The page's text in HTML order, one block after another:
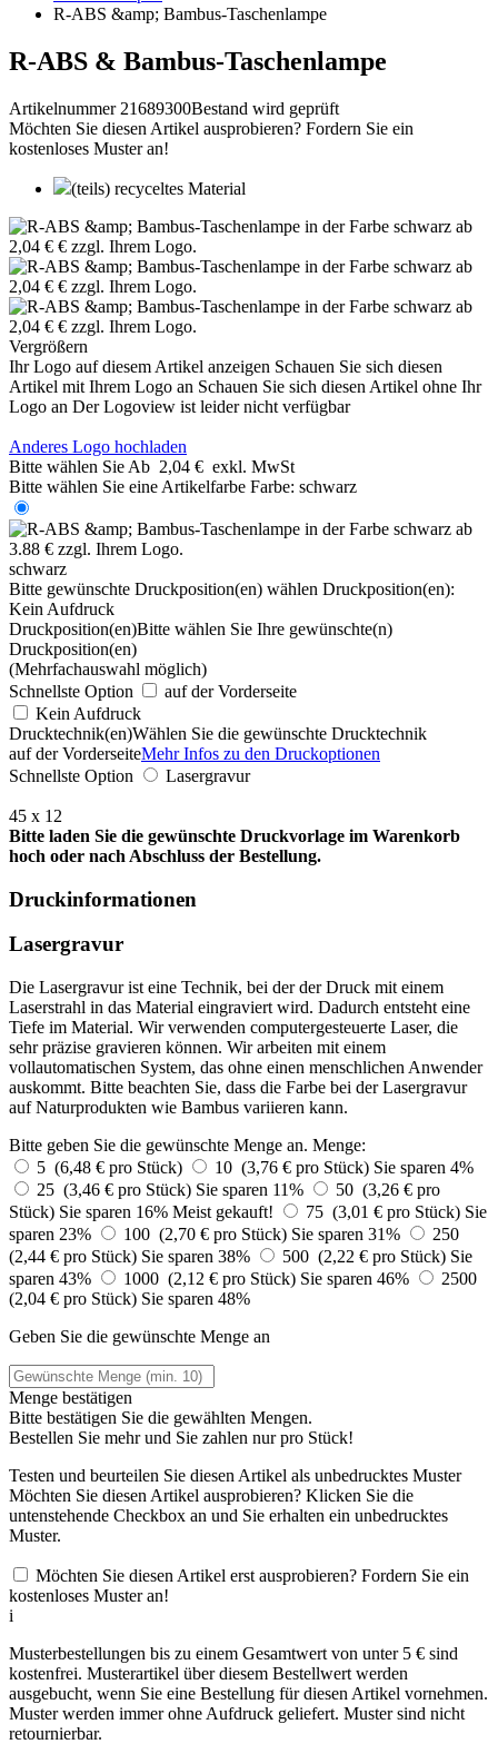
R-ABS &amp; Bambus-Taschenlampe
R-ABS & Bambus-Taschenlampe
Artikelnummer 21689300Bestand wird geprüft
Möchten Sie diesen Artikel ausprobieren? Fordern Sie ein
kostenloses Muster an!
(teils) recyceltes Material
Vergrößern
Ihr Logo auf diesem Artikel anzeigen Schauen Sie sich diesen
Artikel mit Ihrem Logo an Schauen Sie sich diesen Artikel ohne Ihr
Logo an Der Logoview ist leider nicht verfügbar
Anderes Logo hochladen
Bitte wählen Sie Ab 2,04 € exkl. MwSt
Bitte wählen Sie eine Artikelfarbe Farbe: schwarz
schwarz
Bitte gewünschte Druckposition(en) wählen Druckposition(en):
Kein Aufdruck
Druckposition(en)Bitte wählen Sie Ihre gewünschte(n)
Druckposition(en)
(Mehrfachauswahl möglich)
Schnellste Option
auf der Vorderseite
Kein Aufdruck
Drucktechnik(en)Wählen Sie die gewünschte Drucktechnik
auf der VorderseiteMehr Infos zu den Druckoptionen
Schnellste Option
Lasergravur
45 x 12
Bitte laden Sie die gewünschte Druckvorlage im Warenkorb
hoch oder nach Abschluss der Bestellung.
Druckinformationen
Lasergravur
Die Lasergravur ist eine Technik, bei der der Druck mit einem
Laserstrahl in das Material eingraviert wird. Dadurch entsteht eine
Tiefe im Material. Wir verwenden computergesteuerte Laser, die
sehr präzise gravieren können. Wir arbeiten mit einem
vollautomatischen System, das ohne einen menschlichen Anwender
auskommt. Bitte beachten Sie, dass die Farbe bei der Lasergravur
auf Naturprodukten wie Bambus variieren kann.
Bitte geben Sie die gewünschte Menge an. Menge:
5 (6,48 € pro Stück)
10 (3,76 € pro Stück) Sie sparen 4%
25 (3,46 € pro Stück) Sie sparen 11%
50 (3,26 € pro
Stück) Sie sparen 16% Meist gekauft! 75 (3,01 € pro Stück) Sie
sparen 23%
100 (2,70 € pro Stück) Sie sparen 31%
250
(2,44 € pro Stück) Sie sparen 38% 500 (2,22 € pro Stück) Sie
sparen 43%
1000 (2,12 € pro Stück) Sie sparen 46%
2500
(2,04 € pro Stück) Sie sparen 48%
Geben Sie die gewünschte Menge an
Menge bestätigen
Bitte bestätigen Sie die gewählten Mengen.
Bestellen Sie mehr und Sie zahlen nurpro Stück!
Testen und beurteilen Sie diesen Artikel als unbedrucktes Muster
Möchten Sie diesen Artikel ausprobieren? Klicken Sie die
untenstehende Checkbox an und Sie erhalten ein unbedrucktes
Muster.
Möchten Sie diesen Artikel erst ausprobieren? Fordern Sie ein
kostenloses Muster an!
i
Musterbestellungen bis zu einem Gesamtwert von unter 5 € sind
kostenfrei. Musterartikel über diesem Bestellwert werden
ausgebucht, wenn Sie eine Bestellung für diesen Artikel vornehmen.
Muster werden immer ohne Aufdruck geliefert. Muster sind nicht
retournierbar.